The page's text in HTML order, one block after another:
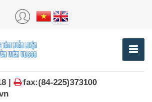
|
fax:(84-225)373100